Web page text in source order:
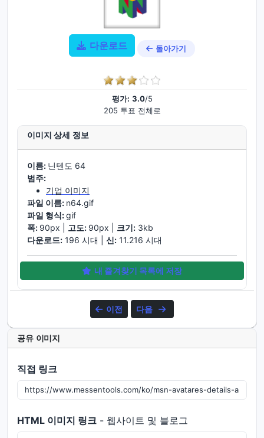
다운로드 돌아가기
평가: 3.0/5
205 투표 전체로
이미지 상세 정보
이름: 닌텐도 64
범주:
기업 이미지
파일 이름: n64.gif
파일 형식:gif
폭: 90px | 고도: 90px | 크기: 3kb
다운로드: 196 시대 | 신: 11.216 시대
내 즐겨찾기 목록에 저장
이전 다음
공유 이미지
직접 링크
HTML 이미지 링크 - 웹사이트 및 블로그